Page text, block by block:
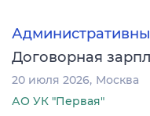
Договорная
20 июля 2026 Москва
АО УК "Первая"